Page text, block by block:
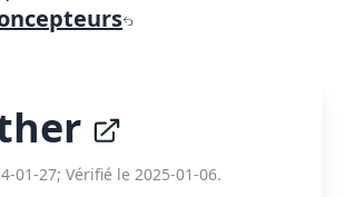
01-27; Vérifié le 2025-01-06.